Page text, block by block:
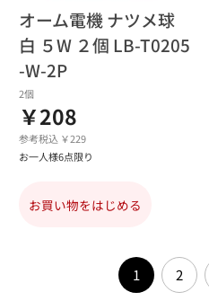
オーム電機 ナツメ球
白 ５W ２個 LB-T0205
-W-2P
2個
￥208
参考税込 ￥229
お一人様6点限り
お買い物をはじめる
1 2